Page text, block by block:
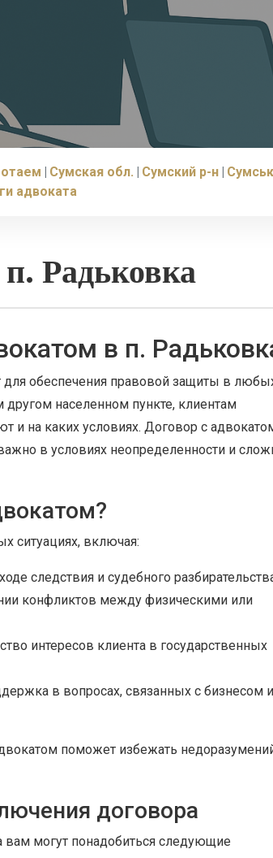
Сумская обл. Сумский р-н
адвоката
Радьковка
в п.
обеспечения правовой защиты в
населенном пункте, клиентам
и на каких условиях. Договор с
в условиях неопределенности и
ситуациях, включая:
следствия и судебного
конфликтов между физическими или
интересов клиента в государственных
в вопросах, связанных с бизнесом и
поможет избежать
договора
вам могут понадобиться следующие